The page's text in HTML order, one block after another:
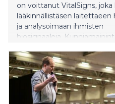
on voittanut VitalSigns,
lääkinnällistäsen
ja analysoimaan ihmisten
biosignaaleja.
jotka mahdollistavat yhä
lääkehoidon suunnittelun.
Teknologia 23 -
Messukeskuksessa.
lahjoitettiin Suomen